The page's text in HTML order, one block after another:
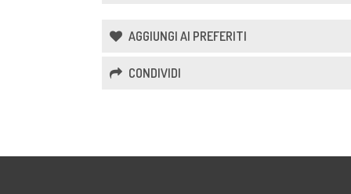
AGGIUNGI AI PREFERITI
CONDIVIDI